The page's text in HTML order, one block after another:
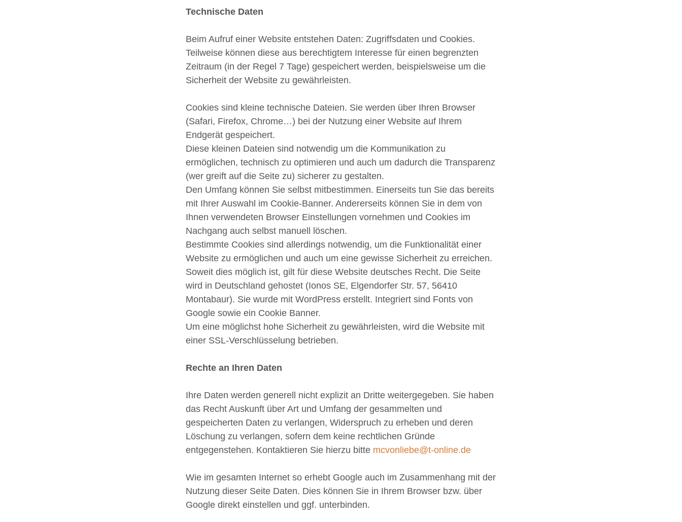
Technische Daten
Beim Aufruf einer Website entstehen Daten: Zugriffsdaten und Cookies.
Teilweise können diese aus berechtigtem Interesse für einen begrenzten
Zeitraum (in der Regel 7 Tage) gespeichert werden, beispielsweise um die
Sicherheit der Website zu gewährleisten.
Cookies sind kleine technische Dateien. Sie werden über Ihren Browser
(Safari, Firefox, Chrome…) bei der Nutzung einer Website auf Ihrem
Endgerät gespeichert.
Diese kleinen Dateien sind notwendig um die Kommunikation zu
ermöglichen, technisch zu optimieren und auch um dadurch die Transparenz
(wer greift auf die Seite zu) sicherer zu gestalten.
Den Umfang können Sie selbst mitbestimmen. Einerseits tun Sie das bereits
mit Ihrer Auswahl im Cookie-Banner. Andererseits können Sie in dem von
Ihnen verwendeten Browser Einstellungen vornehmen und Cookies im
Nachgang auch selbst manuell löschen.
Bestimmte Cookies sind allerdings notwendig, um die Funktionalität einer
Website zu ermöglichen und auch um eine gewisse Sicherheit zu erreichen.
Soweit dies möglich ist, gilt für diese Website deutsches Recht. Die Seite
wird in Deutschland gehostet (Ionos SE, Elgendorfer Str. 57, 56410
Montabaur). Sie wurde mit WordPress erstellt. Integriert sind Fonts von
Google sowie ein Cookie Banner.
Um eine möglichst hohe Sicherheit zu gewährleisten, wird die Website mit
einer SSL-Verschlüsselung betrieben.
Rechte an Ihren Daten
Ihre Daten werden generell nicht explizit an Dritte weitergegeben. Sie haben
das Recht Auskunft über Art und Umfang der gesammelten und
gespeicherten Daten zu verlangen, Widerspruch zu erheben und deren
Löschung zu verlangen, sofern dem keine rechtlichen Gründe
entgegenstehen. Kontaktieren Sie hierzu bitte mcvonliebe@t-online.de
Wie im gesamten Internet so erhebt Google auch im Zusammenhang mit der
Nutzung dieser Seite Daten. Dies können Sie in Ihrem Browser bzw. über
Google direkt einstellen und ggf. unterbinden.